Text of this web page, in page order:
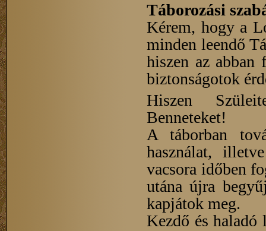
Táborozási
Kérem, hogy a
minden leendő
hiszen az abban
biztonságotok
Hiszen
Benneteket!
A táborban
használat,
vacsora időben
utána újra
kapjátok meg.
Kezdő és haladó